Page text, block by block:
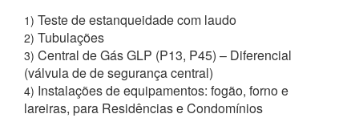
1) Teste de estanqueidade com laudo
2) Tubulações
3) Central de Gás GLP (P13, P45) – Diferencial
(válvula de de segurança central)
4) Instalações de equipamentos: fogão, forno e
lareiras, para Residências e Condomínios